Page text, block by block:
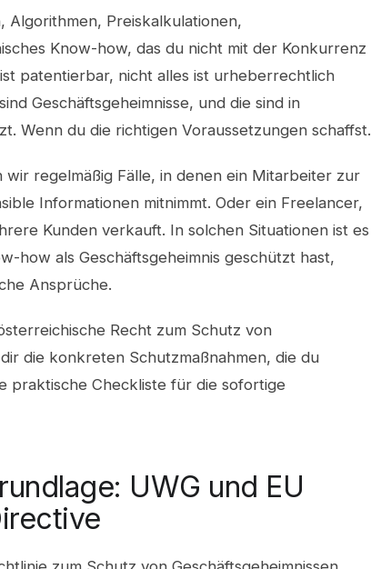
Algorithmen, Preiskalkulationen,
Know-how, das du nicht mit der Konkurrenz
patentierbar, nicht alles ist urheberrechtlich
Geschäftsgeheimnisse, und die sind in
Wenn du die richtigen Voraussetzungen schaffst.
wir regelmäßig Fälle, in denen ein Mitarbeiter zur
Informationen mitnimmt. Oder ein Freelancer,
Kunden verkauft. In solchen Situationen ist es
how als Geschäftsgeheimnis geschützt hast,
Ansprüche.
Recht zum Schutz von
die konkreten Schutzmaßnahmen, die du
praktische Checkliste für die sofortige
UWG und EU